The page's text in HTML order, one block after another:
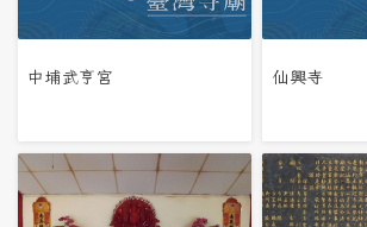
中埔武亨宮 仙興寺